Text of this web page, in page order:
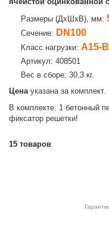
Размеры (ДхШхВ), мм:
Сечение: DN100
Класс нагрузки: A15-
Артикул: 408501
Вес в сборе: 30,3 кг.
Ценауказана за комплект.
В комплекте: 1 бетонный
фиксатор решетки!
15 товаров